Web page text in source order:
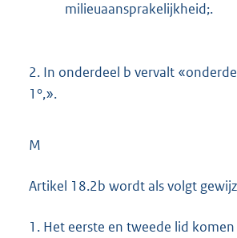
milieuaansprakelijkheid;.
2. In onderdeel b vervalt
1°,».
M
Artikel 18.2b wordt als volgt
1. Het eerste en tweede lid